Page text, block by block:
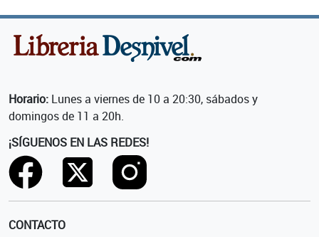
Horario: Lunes a viernes de 10 a 20:30, sábados y
domingos de 11 a 20h.
¡SÍGUENOS EN LAS REDES!
CONTACTO